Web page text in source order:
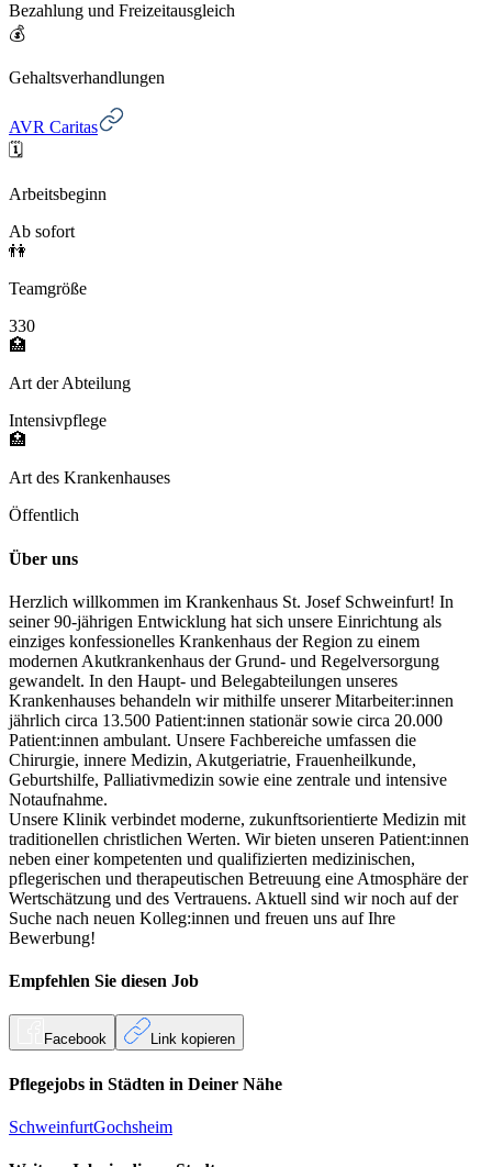
Bezahlung und Freizeitausgleich
💰
Gehaltsverhandlungen
AVR Caritas
🗓️
Arbeitsbeginn
Ab sofort
👫
Teamgröße
330
🏥
Art der Abteilung
Intensivpflege
🏥
Art des Krankenhauses
Öffentlich
Über uns
Herzlich willkommen im Krankenhaus St. Josef Schweinfurt! In
seiner 90-jährigen Entwicklung hat sich unsere Einrichtung als
einziges konfessionelles Krankenhaus der Region zu einem
modernen Akutkrankenhaus der Grund- und Regelversorgung
gewandelt. In den Haupt- und Belegabteilungen unseres
Krankenhauses behandeln wir mithilfe unsererMitarbeiter:innen
jährlich circa 13.500 Patient:innen stationär sowie circa 20.000
Patient:innen ambulant. Unsere Fachbereiche umfassen die
Chirurgie, innere Medizin, Akutgeriatrie, Frauenheilkunde,
Geburtshilfe, Palliativmedizin sowie eine zentrale und intensive
Notaufnahme.
Unsere Klinik verbindet moderne, zukunftsorientierte Medizin mit
traditionellen christlichen Werten. Wir bieten unseren Patient:innen
neben einer kompetenten und qualifizierten medizinischen,
pflegerischen und therapeutischen Betreuung eine Atmosphäre der
Wertschätzung und des Vertrauens. Aktuell sind wir noch auf der
Suche nach neuen Kolleg:innen und freuen uns auf Ihre
Bewerbung!
Empfehlen Sie diesen Job
Facebook Link kopieren
Pflegejobs in Städten in Deiner Nähe
SchweinfurtGochsheim